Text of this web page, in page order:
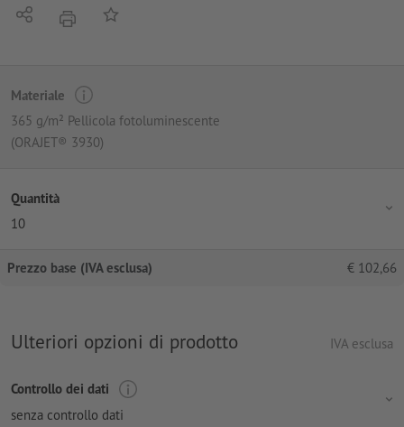
Condividistamparealla lista preferiti
Materiale
365 g/m² Pellicola fotoluminescente
(ORAJET® 3930)
Quantità
10
Prezzo base (IVA esclusa) € 102,66
Ulteriori opzioni di prodotto IVA esclusa
Controllo dei dati
senza controllo dati